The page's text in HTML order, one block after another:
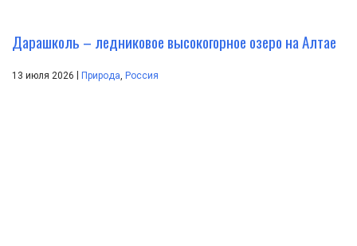
Дарашколь – ледниковое высокогорное озеро на Алтае
13 июля 2026 Природа, Россия